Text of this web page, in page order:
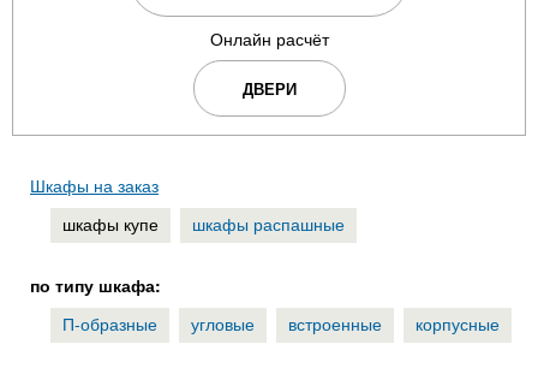
Онлайн расчёт
ДВЕРИ
Шкафы на заказ
шкафы купе
шкафы распашные
по типу шкафа:
П-образные
угловые встроенные корпусные